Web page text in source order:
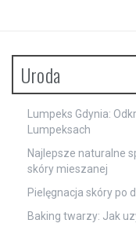
Uroda
Lumpeks Gdynia:
Lumpeksach
Najlepsze naturalne
skóry mieszanej
Pielęgnacja skóry po
Baking twarzy: Jak